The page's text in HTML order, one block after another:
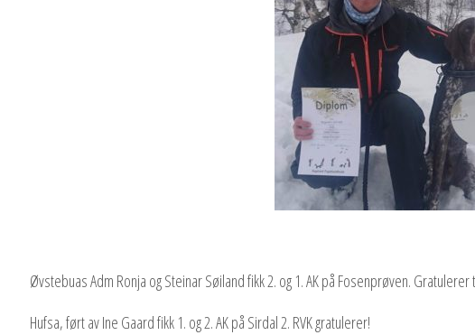
Øvstebuas Adm Ronja og Steinar Søiland fikk 2. og 1. AK på Fosenprøven.
Hufsa, ført av Ine Gaard fikk 1. og 2. AK på Sirdal 2. RVK gratulerer!